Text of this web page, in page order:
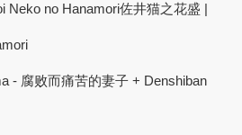
Neko no Hanamori佐井猫之花盛 |
- 腐败而痛苦的妻子 + Denshiban